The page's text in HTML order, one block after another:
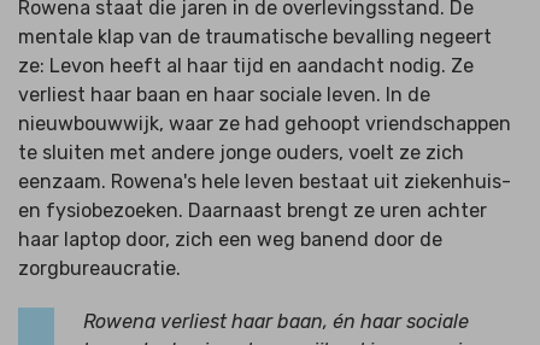
Rowena staat die jaren in de overlevingsstand. De
mentale klap van de traumatische bevalling negeert
ze: Levon heeft al haar tijd en aandacht nodig. Ze
verliest haar baan en haar sociale leven. In de
nieuwbouwwijk, waar ze had gehoopt vriendschappen
te sluiten met andere jonge ouders, voelt ze zich
eenzaam. Rowena's hele leven bestaat uit ziekenhuis-
en fysiobezoeken. Daarnaast brengt ze uren achter
haar laptop door, zich een weg banend door de
zorgbureaucratie.
Rowena verliest haar baan, én haar sociale